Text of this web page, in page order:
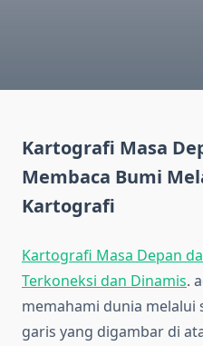
Kartografi Masa
Membaca Bumi
Kartografi
Kartografi Masa Depan
Terkoneksi dan Dinamis.
memahami dunia
garis yang digambar di